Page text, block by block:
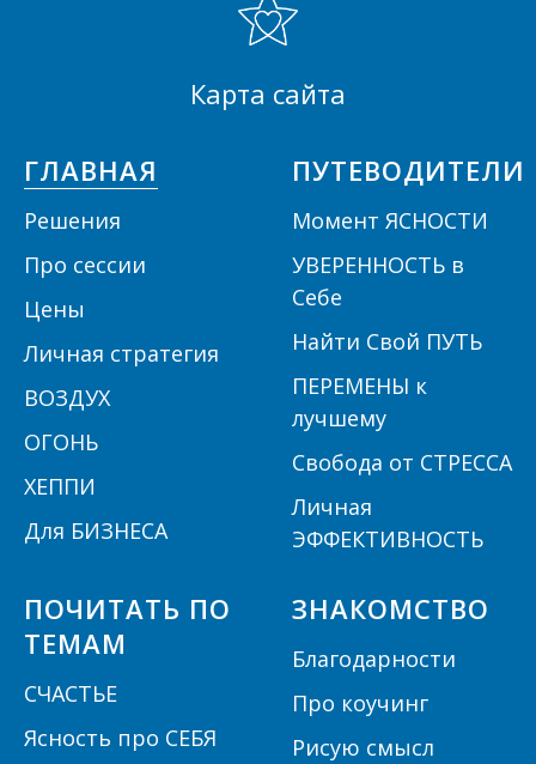
Карта сайта
ГЛАВНАЯ
Решения
Про сессии
Цены
Личная стратегия
ВОЗДУХ
ОГОНЬ
ХЕППИ
Для БИЗНЕСА
ПУТЕВОДИТЕЛИ
Момент ЯСНОСТИ
УВЕРЕННОСТЬ в
Себе
Найти Свой ПУТЬ
ПЕРЕМЕНЫ к
лучшему
Свобода от СТРЕССА
Личная
ЭФФЕКТИВНОСТЬ
ПОЧИТАТЬ ПО
ТЕМАМ
СЧАСТЬЕ
Ясность про СЕБЯ
ЗНАКОМСТВО
Благодарности
Про коучинг
Рисую смысл